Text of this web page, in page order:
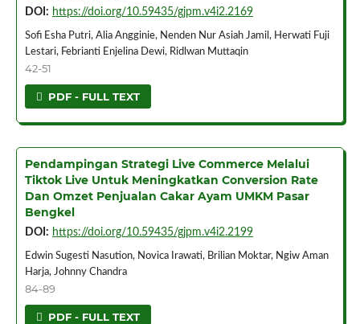
DOI: https://doi.org/10.59435/gjpm.v4i2.2169
Sofi Esha Putri, Alia Angginie, Nenden Nur Asiah Jamil, Herwati Fuji
Lestari, Febrianti Enjelina Dewi, Ridlwan Muttaqin
42-51
PDF - FULL TEXT
Pendampingan Strategi Live Commerce Melalui
Tiktok Live Untuk Meningkatkan Conversion Rate
Dan Omzet Penjualan Cakar Ayam UMKM Pasar
Bengkel
DOI: https://doi.org/10.59435/gjpm.v4i2.2199
Edwin Sugesti Nasution, Novica Irawati, Brilian Moktar, Ngiw Aman
Harja, Johnny Chandra
84-89
PDF - FULL TEXT